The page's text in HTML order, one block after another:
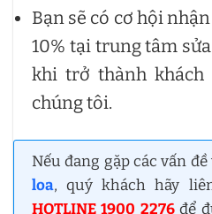
Bạn sẽ có cơ hội
10% tại trung tâm
khi trở thành khách
chúng tôi.
Nếu đang gặp các vấn
loa, quý khách hãy
HOTLINE 1900 2276để